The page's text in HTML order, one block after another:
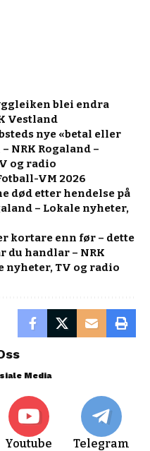
blei endra
Vestland
nye «betal eller
NRK Rogaland –
og radio
VM 2026
død etter hendelse på
– Lokale nyheter,
kortare enn før – dette
du handlar – NRK
nyheter, TV og radio
Media
Youtube Telegram